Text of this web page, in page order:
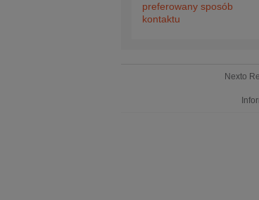
preferowany sposób
kontaktu
Nexto